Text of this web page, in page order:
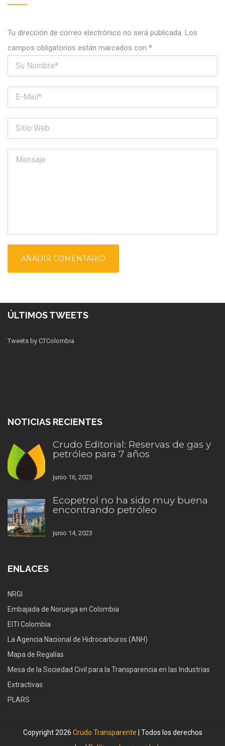
Tu dirección de correo electrónico no será publicada. Los
campos obligatorios están marcados con *
ÚLTIMOS TWEETS
Tweets by CTColombia
NOTICIAS RECIENTES
Crudo Editorial: Reservas de gas y
petróleo para 7 años
junio 16, 2023
Ecopetrol no ha sido muy buena
encontrando petróleo
junio 14, 2023
ENLACES
NRGI
Embajada de Noruega en Colombia
EITI Colombia
La Agencia Nacional de Hidrocarburos (ANH)
Mapa de Regalías
Mesa de la Sociedad Civil para la Transparencia en las Industrias
Extractivas
PLARS
Copyright 2026 Crudo Transparente | Todos los derechos